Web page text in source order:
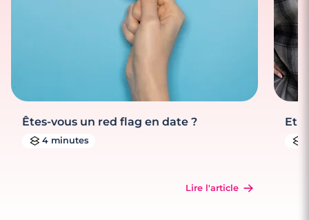
Êtes-vous un red flag en date ?
4 minutes
Lire l'article
Et